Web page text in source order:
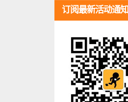
订阅最新活动通知